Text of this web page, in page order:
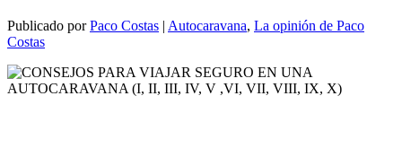
Publicado porPaco Costas | Autocaravana, La opinión de Paco
Costas